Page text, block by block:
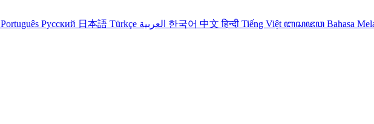
Português Русский 日本語 Türkçe 한국어 中文हिन्दी Tiếng Việt ꦧꦱꦗꦮ Bahasa